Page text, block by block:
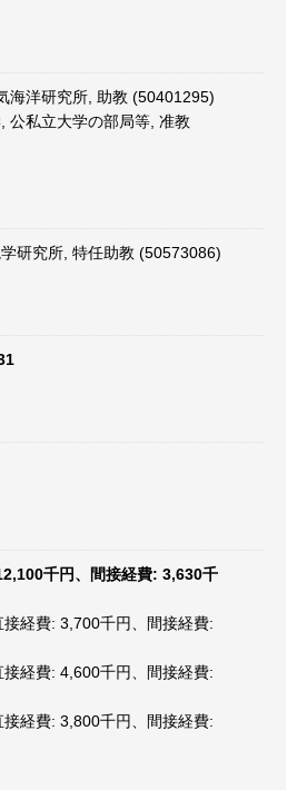
海洋研究所, 助教 (50401295)
公私立大学の部局等, 准教
研究所, 特任助教 (50573086)
千円、間接経費: 3,630千
経費: 3,700千円、間接経費:
経費: 4,600千円、間接経費:
経費: 3,800千円、間接経費: